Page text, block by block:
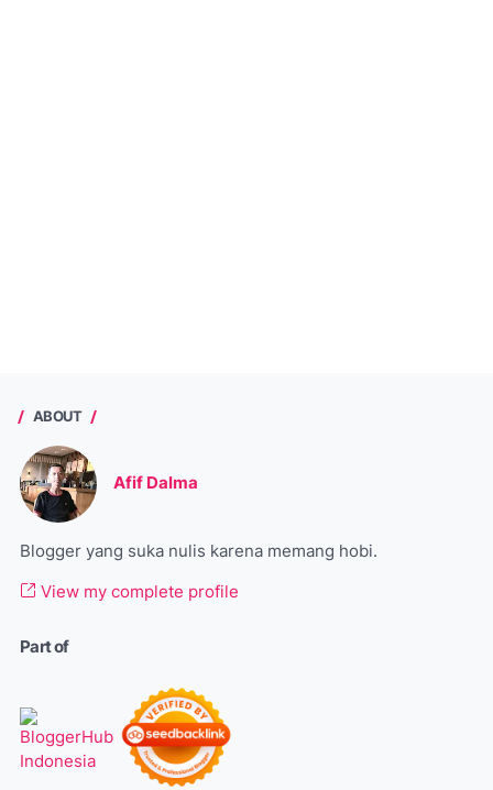
ABOUT
Afif Dalma
Blogger yang suka nulis karena memang hobi.
View my complete profile
Part of